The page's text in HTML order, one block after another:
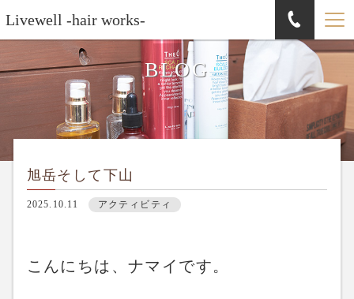
Livewell -hair works-
BLOG
旭岳そして下山
2025.10.11 アクティビティ
こんにちは、ナマイです。